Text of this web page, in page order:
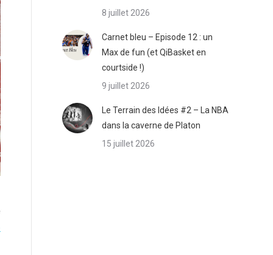
8 juillet 2026
Carnet bleu – Episode 12 : un
Max de fun (et QiBasket en
courtside !)
9 juillet 2026
Le Terrain des Idées #2 – La NBA
dans la caverne de Platon
15 juillet 2026